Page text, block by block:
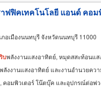
ฟฟิคเทคโนโลยี แอนด์ คอม
ภอเมืองนนทบุรี จังหวัดนนทบุรี 11000
บพลังงานแสงอาทิตย์, หมุดสสะท้อนแส
ลังงานแสงอาทิตย์ และงานอำนวยคว
คอมพิวเตอร์ โน๊ตบุ๊ค และอุปกรณ์ต่อพ่ว